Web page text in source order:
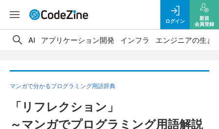
ログイン
新規
会員登録
AI アプリケーション開発 インフラ エンジニアの生き
マンガで分かるプログラミング用語辞典
「リフレクション」
～マンガでプログラミング用語解説